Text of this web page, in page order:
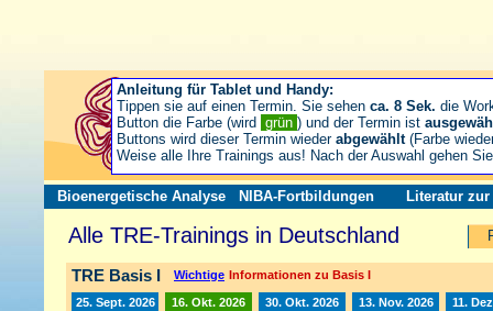
Bioenergetische Analyse NIBA-Fortbildungen Literatur zur
Alle TRE-Trainings in Deutschland
TRE Basis I Wichtige Informationen zu Basis I
25. Sept. 2026 16. Okt. 2026 30. Okt. 2026 13. Nov. 2026
11.
Anleitung für Tablet und Handy:
Tippen sie auf einen Termin. Sie sehen ca. 8 Sek. die
Button die Farbe (wird grün ) und der Termin ist
Buttons wird dieser Termin wieder abgewählt(Farbe
Weise alle Ihre Trainings aus! Nach der Auswahl gehen